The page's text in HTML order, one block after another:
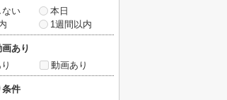
ない
本日
1週間以内
あり
動画あり
条件